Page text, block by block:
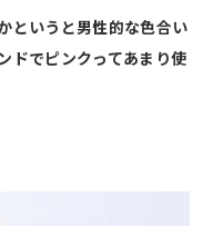
というと男性的な色合い
ドでピンクってあまり使